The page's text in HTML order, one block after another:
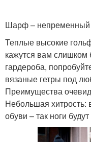
Шарф – непременный
Теплые высокие
кажутся вам слишком
гардероба,
вязаные гетры под
Преимущества
Небольшая хитрость:
обуви – так ноги